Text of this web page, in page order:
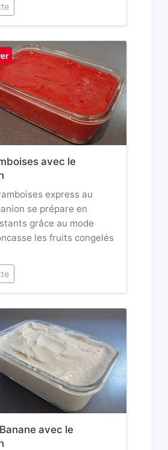
avec le
express au
se prépare en
grâce au mode
les fruits congelés
avec le